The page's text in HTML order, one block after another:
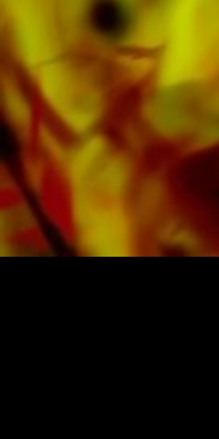
d'Apple, d'Amazon, de Google, de Spotify et
Toutes les partitions d'Obrasso sont produites
sur du papier de haute qualité. Le papier à
lettres légèrement jaunâtre offre un bon
contraste et est agréable pour les yeux dans
des conditions d'éclairage difficiles. La
livraison aux clients privés dans le monde
entier est gratuite. Commandez dès maintenant
votre partition directement auprès d'Obrasso
Verlag.